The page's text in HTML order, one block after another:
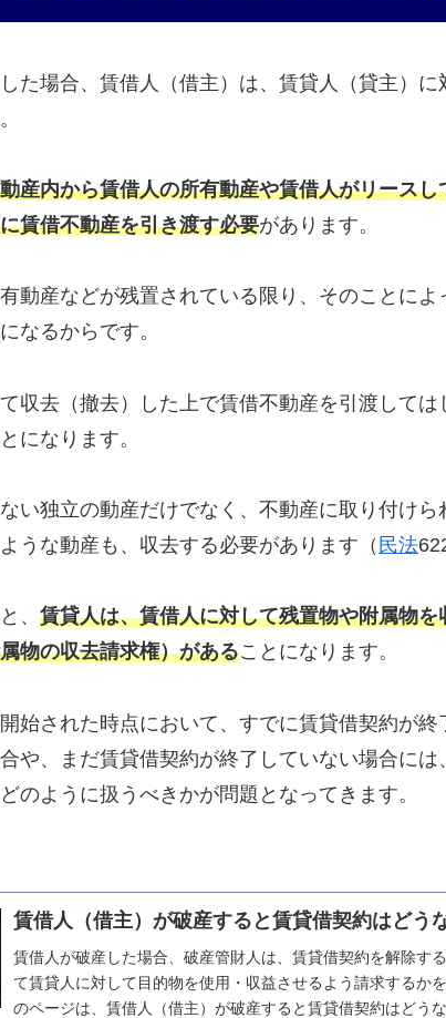
た場合、賃借人（借主）は、賃貸人（貸主）に
産内から賃借人の所有動産や賃借人がリース
賃借不動産を引き渡す必要があります。
動産などが残置されている限り、そのことによ
なるからです。
収去（撤去）した上で賃借不動産を引渡しては
になります。
い独立の動産だけでなく、不動産に取り付けら
うな動産も、収去する必要があります（ 民法
、 賃貸人は、賃借人に対して残置物や附属物
物の収去請求権）があることになります。
始された時点において、すでに賃貸借契約が
や、まだ賃貸借契約が終了していない場合に
のように扱うべきかが問題となってきます。
賃借人（借主）が破産すると賃貸借契約はどう
賃借人が破産した場合、破産管財人は、賃貸借契約を解除す
て賃貸人に対して目的物を使用・収益させるよう請求するか
のページは、賃借人（借主）が破産すると賃貸借契約はどうな